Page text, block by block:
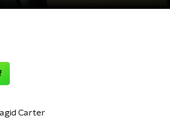
Carter